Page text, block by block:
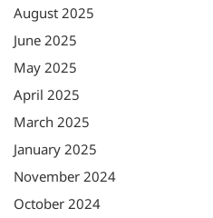
August 2025
June 2025
May 2025
April 2025
March 2025
January 2025
November 2024
October 2024